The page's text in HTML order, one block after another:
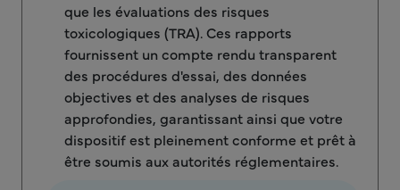
que les évaluations des risques
toxicologiques (TRA). Ces rapports
fournissent un compte rendu transparent
des procédures d'essai, des données
objectives et des analyses de risques
approfondies, garantissant ainsi que votre
dispositif est pleinement conforme et prêt à
être soumis aux autorités réglementaires.